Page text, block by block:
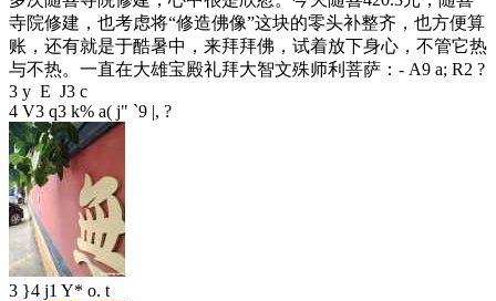
寺院修建，也考虑将“修造佛像”这块的零头补整齐，也方便算
账，还有就是于酷暑中，来拜拜佛，试着放下身心，不管它热
与不热。一直在大雄宝殿礼拜大智文殊师利菩萨： - A9 a; R2 ?
3 y E J3 c
4 V3 q3 k% a( j" `9 |, ?
3 }4 j1 Y* o. t